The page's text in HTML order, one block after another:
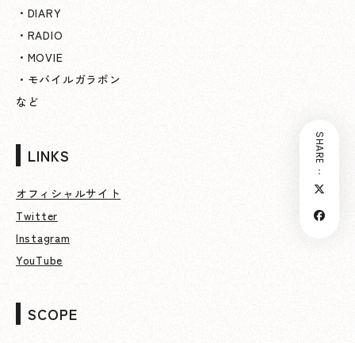
SHARE：
・DIARY
・RADIO
・MOVIE
・モバイルガラポン
など
LINKS
オフィシャルサイト
Twitter
Instagram
YouTube
SCOPE